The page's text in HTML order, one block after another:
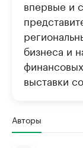
впервые и
бизнеса и
выставки
Авторы